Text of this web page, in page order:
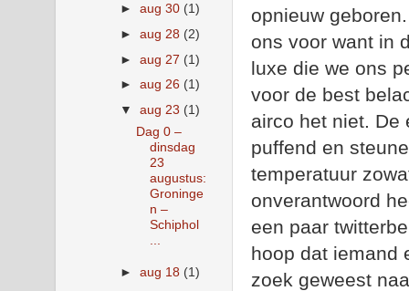
opnieuw
ons voor want in
luxe die we ons
voor de best
airco het niet. De
puffend en
temperatuur
onverantwoord
een paar
hoop dat iemand
zoek geweest
► aug 30 (1)
► aug 28 (2)
► aug 27 (1)
► aug 26 (1)
▼ aug 23 (1)
Dag 0 –
dinsdag
23
augustus:
Groninge
n –
Schiphol
...
► aug 18 (1)